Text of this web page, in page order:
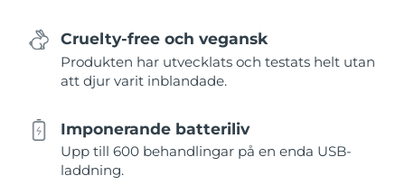
Cruelty-free och vegansk
Produkten har utvecklats och testats helt utan
att djur varit inblandade.
Imponerande batteriliv
Upp till 600 behandlingar på en enda USB-
laddning.